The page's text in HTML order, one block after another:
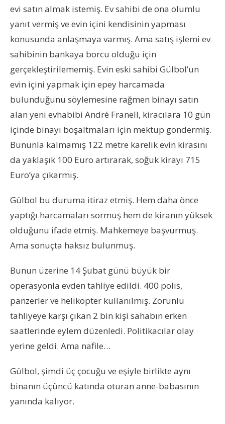
evi satın almak istemiş. Ev sahibi de ona olumlu
yanıt vermiş ve evin içini kendisinin yapması
konusunda anlaşmaya varmış. Ama satış işlemi ev
sahibinin bankaya borcu olduğu için
gerçekleştirilememiş. Evin eski sahibi Gülbol’un
evin içini yapmak için epey harcamada
bulunduğunu söylemesine rağmen binayı satın
alan yeni evhabibi André Franell, kiracılara 10 gün
içinde binayı boşaltmaları için mektup göndermiş.
Bununla kalmamış 122 metre karelik evin kirasını
da yaklaşık 100 Euro artırarak, soğuk kirayı 715
Euro’ya çıkarmış.
Gülbol bu duruma itiraz etmiş. Hem daha önce
yaptığı harcamaları sormuş hem de kiranın yüksek
olduğunu ifade etmiş. Mahkemeye başvurmuş.
Ama sonuçta haksız bulunmuş.
Bunun üzerine 14 Şubat günü büyük bir
operasyonla evden tahliye edildi. 400 polis,
panzerler ve helikopter kullanılmış. Zorunlu
tahliyeye karşı çıkan 2 bin kişi sahabın erken
saatlerinde eylem düzenledi. Politikacılar olay
yerine geldi. Ama nafile…
Gülbol, şimdi üç çocuğu ve eşiyle birlikte aynı
binanın üçüncü katında oturan anne-babasının
yanında kalıyor.